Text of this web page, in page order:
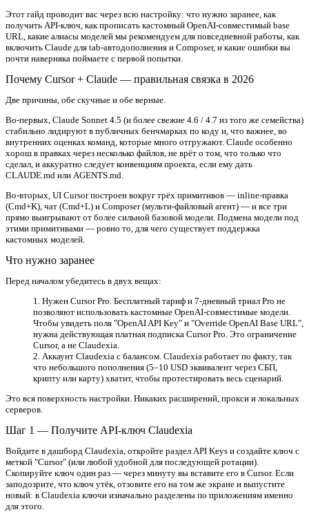
Этот гайд проводит вас через всю настройку: что нужно заранее, как
получить API-ключ, как прописать кастомный OpenAI-совместимый base
URL, какие алиасы моделей мы рекомендуем для повседневной работы, как
включить Claude для tab-автодополнения и Composer, и какие ошибки вы
почти наверняка поймаете с первой попытки.
Почему Cursor + Claude — правильная связка в 2026
Две причины, обе скучные и обе верные.
Во-первых, Claude Sonnet 4.5 (и более свежие 4.6 / 4.7 из того же семейства)
стабильно лидируют в публичных бенчмарках по коду и, что важнее, во
внутренних оценках команд, которые много отгружают. Claude особенно
хорош в правках через несколько файлов, не врёт о том, что только что
сделал, и аккуратно следует конвенциям проекта, если ему дать
CLAUDE.md или AGENTS.md.
Во-вторых, UI Cursor построен вокруг трёх примитивов — inline-правка
(Cmd+K), чат (Cmd+L) и Composer (мульти-файловый агент) — и все три
прямо выигрывают от более сильной базовой модели. Подмена модели под
этими примитивами — ровно то, для чего существует поддержка
кастомных моделей.
Что нужно заранее
Перед началом убедитесь в двух вещах:
Нужен Cursor Pro. Бесплатный тариф и 7-дневный триал Pro не
позволяют использовать кастомные OpenAI-совместимые модели.
Чтобы увидеть поля "OpenAI API Key" и "Override OpenAI Base URL",
нужна действующая платная подписка Cursor Pro. Это ограничение
Cursor, а не Claudexia.
Аккаунт Claudexia с балансом. Claudexia работает по факту, так
что небольшого пополнения (5–10 USD эквивалент через СБП,
крипту или карту) хватит, чтобы протестировать весь сценарий.
Это вся поверхность настройки. Никаких расширений, прокси и локальных
серверов.
Шаг 1 — Получите API-ключ Claudexia
Войдите в дашборд Claudexia, откройте раздел API Keys и создайте ключ с
меткой "Cursor" (или любой удобной для последующей ротации).
Скопируйте ключ один раз — через минуту вы вставите его в Cursor. Если
заподозрите, что ключ утёк, отзовите его на том же экране и выпустите
новый: в Claudexia ключи изначально разделены по приложениям именно
для этого.